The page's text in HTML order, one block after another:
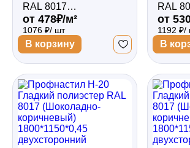
RAL 8017
(Шоколадно-
коричневый)
1800*1150*0,45
односторонний
от 478₽/м²
1076 ₽/ шт
В корзину
RAL
от
1192 ₽/
В